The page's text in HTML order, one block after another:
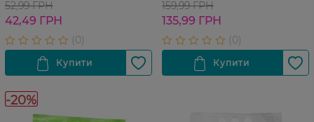
52,99 ГРН
42,49 ГРН
159,99 ГРН
135,99 ГРН
-20%